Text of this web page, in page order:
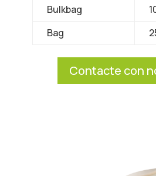
Bulkbag
Bag
Contacte con